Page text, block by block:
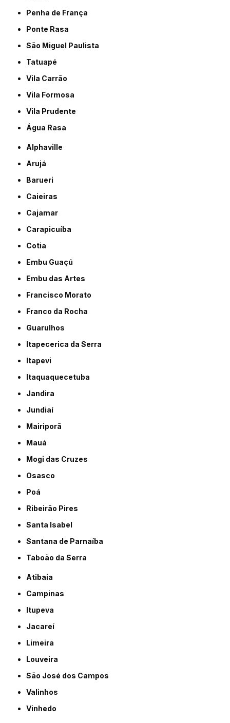
Penha de França
Ponte Rasa
São Miguel Paulista
Tatuapé
Vila Carrão
Vila Formosa
Vila Prudente
Água Rasa
Alphaville
Arujá
Barueri
Caieiras
Cajamar
Carapicuíba
Cotia
Embu Guaçú
Embu das Artes
Francisco Morato
Franco da Rocha
Guarulhos
Itapecerica da Serra
Itapevi
Itaquaquecetuba
Jandira
Jundiaí
Mairiporã
Mauá
Mogi das Cruzes
Osasco
Poá
Ribeirão Pires
Santa Isabel
Santana de Parnaíba
Taboão da Serra
Atibaia
Campinas
Itupeva
Jacareí
Limeira
Louveira
São José dos Campos
Valinhos
Vinhedo